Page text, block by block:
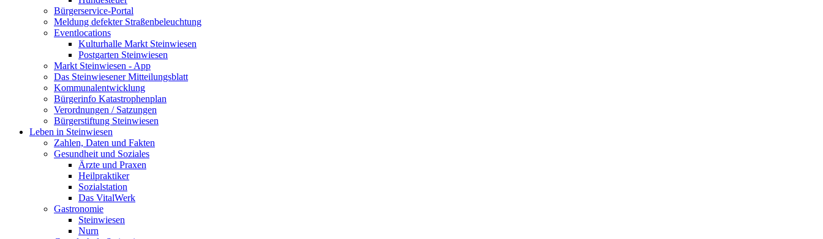
Bürgerservice-Portal
Meldung defekter Straßenbeleuchtung
Eventlocations
Kulturhalle Markt Steinwiesen
Postgarten Steinwiesen
Markt Steinwiesen - App
Das Steinwiesener Mitteilungsblatt
Kommunalentwicklung
Bürgerinfo Katastrophenplan
Verordnungen / Satzungen
Bürgerstiftung Steinwiesen
Leben in Steinwiesen
Zahlen, Daten und Fakten
Gesundheit und Soziales
Ärzte und Praxen
Heilpraktiker
Sozialstation
Das VitalWerk
Gastronomie
Steinwiesen
Nurn